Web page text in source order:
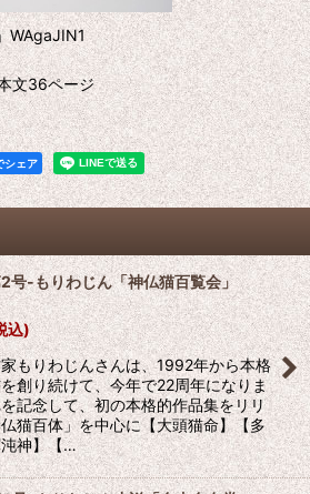
WAgaJIN1
36ページ
シェア
号-もりわじん「神仏猫百覧会」
込)
もりわじんさんは、1992年から本格
創り続けて、今年で22周年になりま
記念して、初の本格的作品集をリリ
猫百体」を中心に【大頭猫命】【多
神】【…